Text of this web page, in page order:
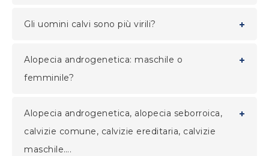
Gli uomini calvi sono più virili?
Alopecia androgenetica: maschile o
femminile?
Alopecia androgenetica, alopecia seborroica,
calvizie comune, calvizie ereditaria, calvizie
maschile….